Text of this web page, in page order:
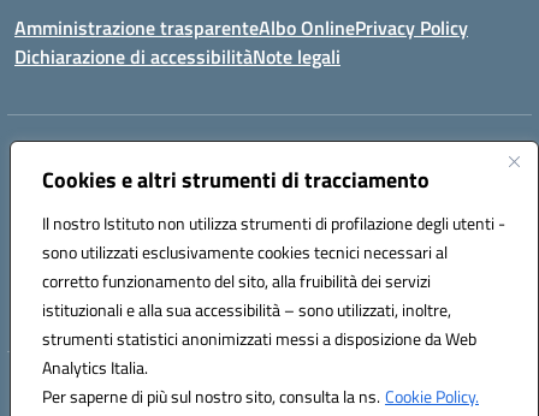
Cookies e altri strumenti di tracciamento
Il nostro Istituto non utilizza strumenti di profilazione degli utenti -
sono utilizzati esclusivamente cookies tecnici necessari al
corretto funzionamento del sito, alla fruibilità dei servizi
istituzionali e alla sua accessibilità – sono utilizzati, inoltre,
strumenti statistici anonimizzati messi a disposizione da Web
Analytics Italia.
Per saperne di più sul nostro sito, consulta la ns.Cookie Policy.
Amministrazione trasparenteAlbo OnlinePrivacy Policy
Dichiarazione di accessibilitàNote legali
Indirizzo:
Centralino:0994722507 Email:TAIC873006@istruzione.it
Codice fiscale: 90279480736
Codice meccanografico:
TAIC873006
Codice unico di fatturazione (CUF): 488XBQ
Hosting & Powered by 3D Solution S.r.l.